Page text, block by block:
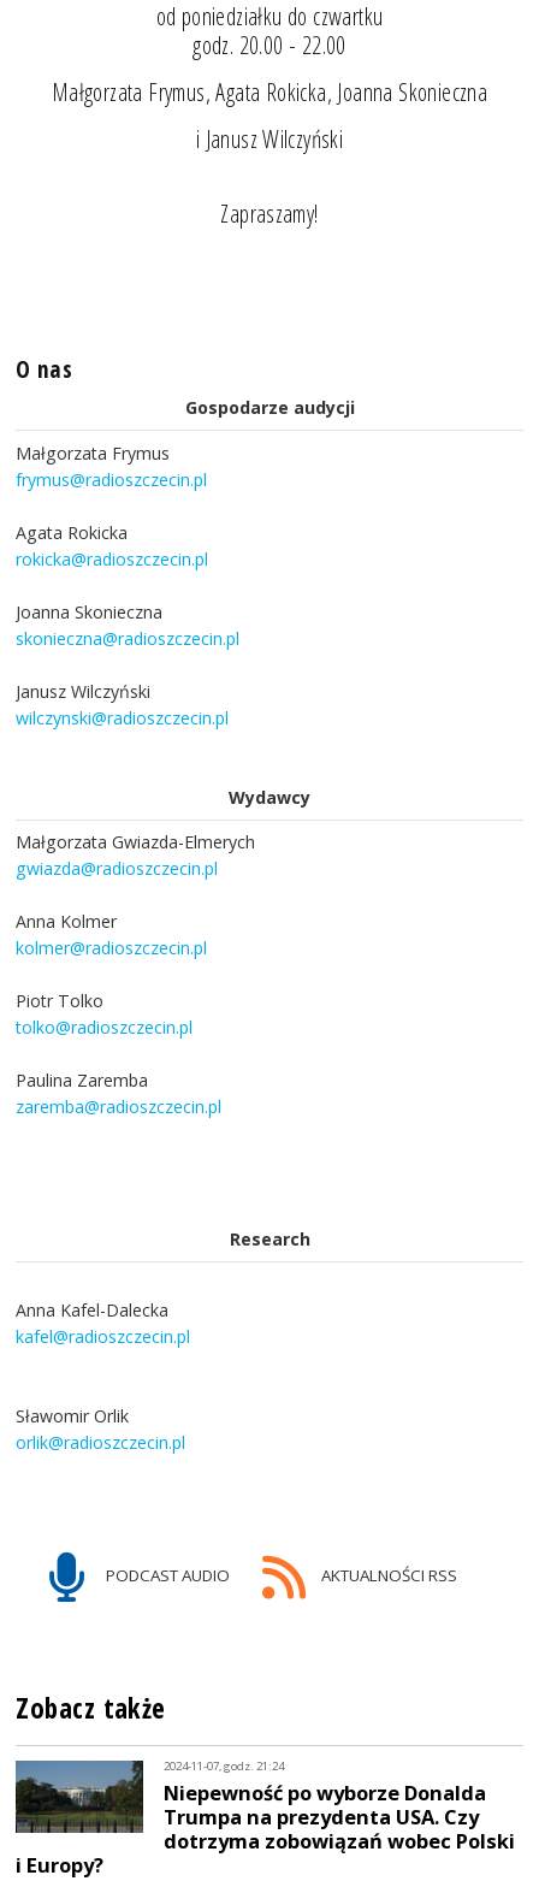
od poniedziałku do czwartku
godz. 20.00 - 22.00
Małgorzata Frymus, Agata Rokicka, Joanna Skonieczna
i Janusz Wilczyński
Zapraszamy!
O nas
Gospodarze audycji
Małgorzata Frymus
frymus@radioszczecin.pl
Agata Rokicka
rokicka@radioszczecin.pl
Joanna Skonieczna
skonieczna@radioszczecin.pl
Janusz Wilczyński
wilczynski@radioszczecin.pl
Wydawcy
Małgorzata Gwiazda-Elmerych
gwiazda@radioszczecin.pl
Anna Kolmer
kolmer@radioszczecin.pl
Piotr Tolko
tolko@radioszczecin.pl
Paulina Zaremba
zaremba@radioszczecin.pl
Research
Anna Kafel-Dalecka
kafel@radioszczecin.pl
Sławomir Orlik
orlik@radioszczecin.pl
PODCAST AUDIO AKTUALNOŚCI RSS
Zobacz także
2024-11-07, godz. 21:24
Niepewność po wyborze Donalda
Trumpa na prezydenta USA. Czy
dotrzyma zobowiązań wobec Polski
i Europy?